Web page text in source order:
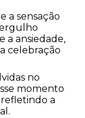
a sensação
a ansiedade,
celebração
no
momento
refletindo a